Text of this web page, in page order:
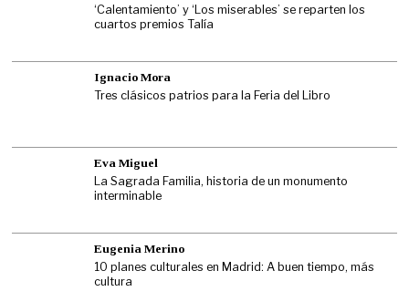
‘Calentamiento’ y ‘Los miserables’ se reparten los
cuartos premios Talía
Ignacio Mora
Tres clásicos patrios para la Feria del Libro
Eva Miguel
La Sagrada Familia, historia de un monumento
interminable
Eugenia Merino
10 planes culturales en Madrid: A buen tiempo, más
cultura